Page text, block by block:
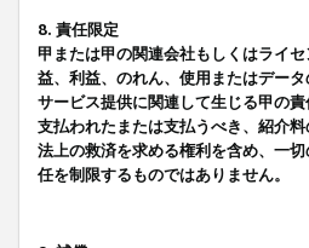
8. 責任限定
甲または甲の関連会社もしくはライ
益、利益、のれん、使用またはデー
サービス提供に関連して生じる甲の
支払われたまたは支払うべき、紹介
法上の救済を求める権利を含め、一
任を制限するものではありません。